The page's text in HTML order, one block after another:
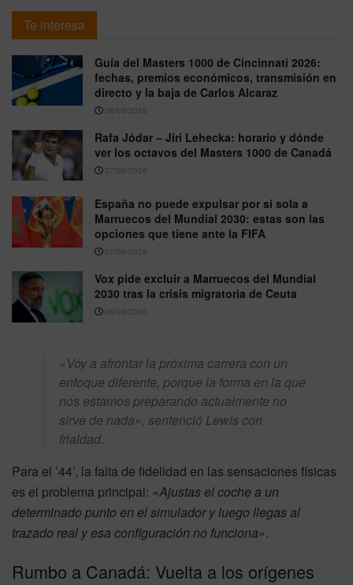
Te interesa
Guía del Masters 1000 de Cincinnati 2026:
fechas, premios económicos, transmisión en
directo y la baja de Carlos Alcaraz
08/08/2026
Rafa Jódar – Jiri Lehecka: horario y dónde
ver los octavos del Masters 1000 de Canadá
07/08/2026
España no puede expulsar por sí sola a
Marruecos del Mundial 2030: estas son las
opciones que tiene ante la FIFA
07/08/2026
Vox pide excluir a Marruecos del Mundial
2030 tras la crisis migratoria de Ceuta
06/08/2026
«Voy a afrontar la próxima carrera con un
enfoque diferente, porque la forma en la que
nos estamos preparando actualmente no
sirve de nada», sentenció Lewis con
frialdad.
Para el ’44’, la falta de fidelidad en las sensaciones físicas
es el problema principal: «Ajustas el coche a un
determinado punto en el simulador y luego llegas al
trazado real y esa configuración no funciona».
Rumbo a Canadá: Vuelta a los orígenes